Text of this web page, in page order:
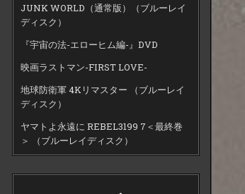
JUNK WORLD（通常版）（ブルーレイ
ディスク）
『宇宙の法-エローヒム編-』DVD
映画ラストマン-FIRST LOVE-
地球防衛軍 4Kリマスター （ブルーレイ
ディスク）
ヤマトよ永遠に REBEL3199 7＜最終巻
＞ （ブルーレイディスク）